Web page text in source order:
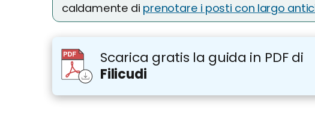
caldamente di prenotare i posti con largo
Scarica gratis la guida in PDF di
Filicudi